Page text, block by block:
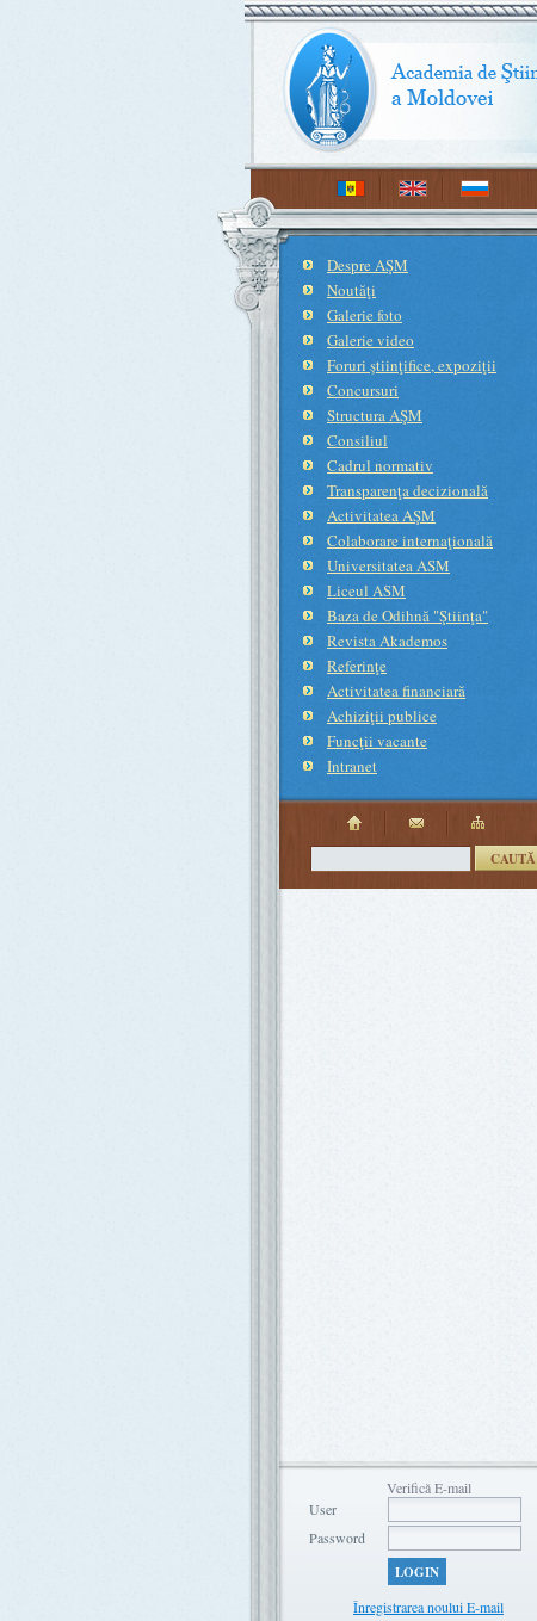
Despre AŞM
Noutăţi
Galerie foto
Galerie video
Foruri ştiinţifice, expoziţii
Concursuri
Structura AŞM
Consiliul
Cadrul normativ
Transparenţa decizională
Activitatea AŞM
Colaborare internaţională
Universitatea ASM
Liceul ASM
Baza de Odihnă "Ştiinţa"
Revista Akademos
Referinţe
Activitatea financiară
Achiziţii publice
Funcţii vacante
Intranet
CAUTĂ
Verifică E-mail
User
Password
LOGIN
Înregistrarea noului E-mail